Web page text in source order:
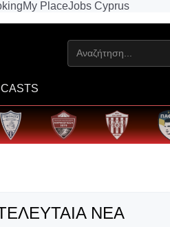
My PlaceJobs Cyprus
ΝΈΑ